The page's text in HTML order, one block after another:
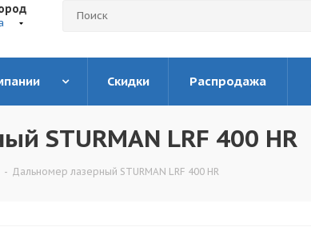
Скидки Распродажа
STURMAN LRF 400 HR
- Дальномер лазерный STURMAN LRF 400 HR